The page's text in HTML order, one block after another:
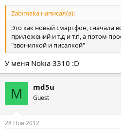
Zabimaka написал(а):
Это как новый смартфон, сначала
приложений и т.д и т.п, а потом
"звонилкой и писалкой"
У меня Nokia 3310 :D
M md5u
Guest
28 Ноя 2012